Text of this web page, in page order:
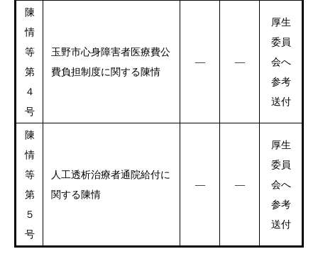
陳
情
等
第
４
号
玉野市心身障害者医療費公
費負担制度に関する陳情​
―​ ―​
厚生
委員
会へ
参考
送付​
陳
情
等
第
５
号
人工透析治療者通院給付に
関する陳情​
―​​ ―​​
厚生
委員
会へ
参考
送付​​